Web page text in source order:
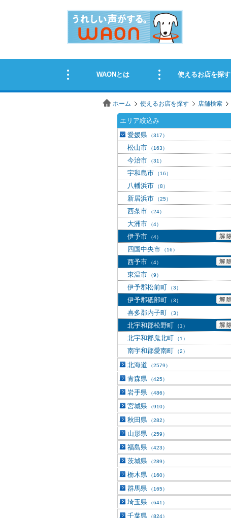
ホーム 使えるお店を探す 店舗検索
エリア絞込み
愛媛県
（317）
松山市 （163）
今治市 （31）
宇和島市 （16）
八幡浜市 （8）
新居浜市 （25）
西条市 （24）
大洲市 （4）
伊予市 （4）
四国中央市 （16）
西予市 （4）
東温市 （9）
伊予郡松前町 （3）
伊予郡砥部町 （3）
喜多郡内子町 （3）
北宇和郡松野町 （1）
北宇和郡鬼北町 （1）
南宇和郡愛南町 （2）
北海道 （2579）
青森県 （425）
岩手県 （486）
宮城県 （910）
秋田県 （282）
山形県 （259）
福島県 （423）
茨城県 （289）
栃木県 （160）
群馬県 （165）
埼玉県 （641）
千葉県 （824）